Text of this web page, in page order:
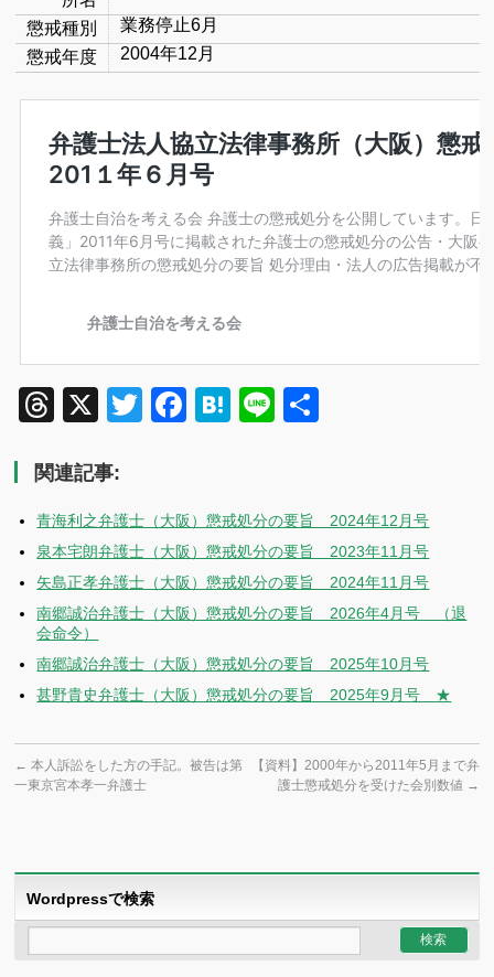
懲戒種別
業務停止6月
懲戒年度
2004年12 月
Threads
X TwitterFacebook
Hatena
Line
関連記事:
青海利之弁護士（大阪）懲戒処分の要旨 2024年12月号
泉本宅朗弁護士（大阪）懲戒処分の要旨 2023年11月号
矢島正孝弁護士（大阪）懲戒処分の要旨 2024年11月号
南郷誠治弁護士（大阪）懲戒処分の要旨 2026年4月号 （退
会命令）
南郷誠治弁護士（大阪）懲戒処分の要旨 2025年10月号
甚野貴史弁護士（大阪）懲戒処分の要旨 2025年9月号 ★
← 本人訴訟をした方の手記。被告は第
一東京宮本孝一弁護士
【資料】2000年から2011年5月まで弁
護士懲戒処分を受けた会別数値 →
Wordpressで検索